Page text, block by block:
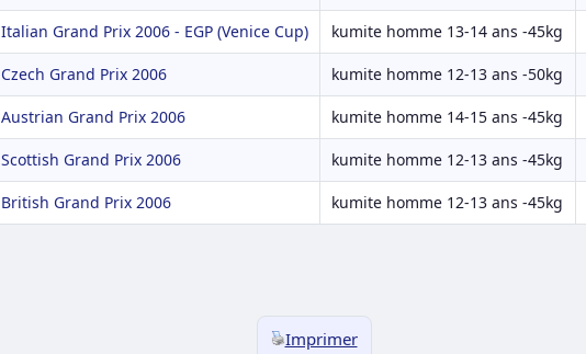
Italian Grand Prix 2006 - EGP (Venice Cup) kumite homme 13-14 ans -45kg
Czech Grand Prix 2006 kumite homme 12-13 ans -50kg
Austrian Grand Prix 2006 kumite homme 14-15 ans -45kg
Scottish Grand Prix 2006 kumite homme 12-13 ans -45kg
British Grand Prix 2006 kumite homme 12-13 ans -45kg
Imprimer